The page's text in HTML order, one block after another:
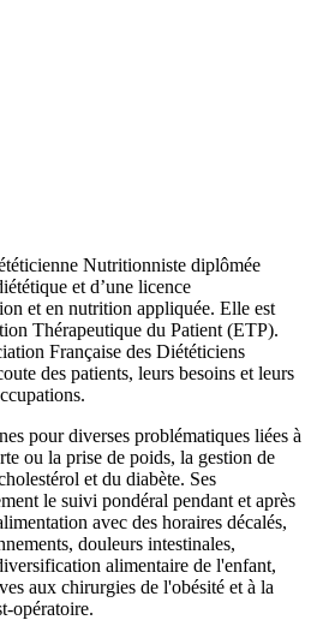
Nutritionniste diplômée
et d’une licence
et en nutrition appliquée. Elle est
Thérapeutique du Patient (ETP).
Française des Diététiciens
des patients, leurs besoins et leurs
pour diverses problématiques liées à
ou la prise de poids, la gestion de
et du diabète. Ses
le suivi pondéral pendant et après
avec des horaires décalés,
douleurs intestinales,
alimentaire de l'enfant,
aux chirurgies de l'obésité et à la
opératoire.